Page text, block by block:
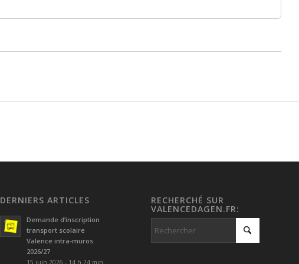
DERNIERS ARTICLES
Demande d’inscription
transport scolaire
Valence intra-muros
2026/27
15 juin 2026 - 14 h 24 min
RECHERCHÉ SUR
VALENCEDAGEN.FR: